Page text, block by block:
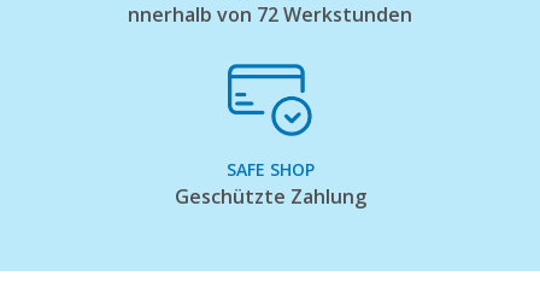
nnerhalb von 72 Werkstunden
SAFE SHOP
Geschützte Zahlung